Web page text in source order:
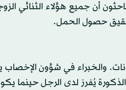
حصول الحمل.
والخبراء في شؤون
يُفرز لدى الرجل حينما